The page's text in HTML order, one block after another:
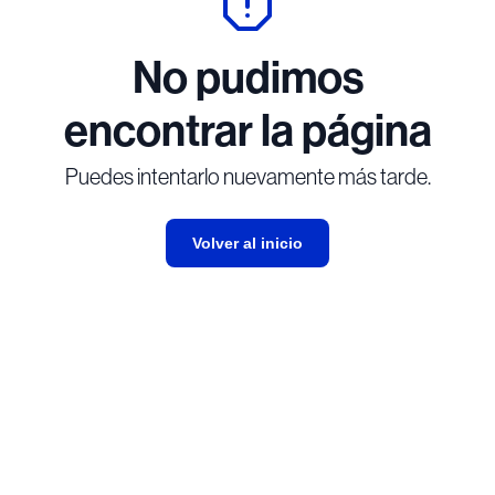
No pudimos
encontrar la página
Puedes intentarlo nuevamente más tarde.
Volver al inicio